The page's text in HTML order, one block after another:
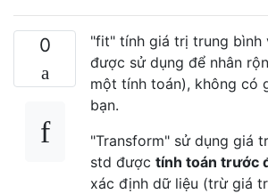
0
"fit" tính giá trị trung bình
được sử dụng để nhân
một tính toán), không có
bạn.
"Transform" sử dụng giá
std được tính toán trước
xác định dữ liệu (trừ giá